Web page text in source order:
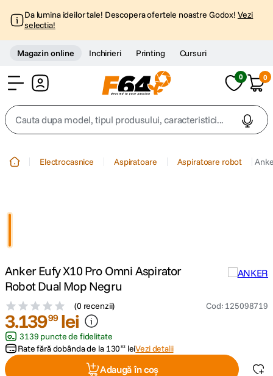
Da lumina ideilor tale! Descopera ofertele noastre Godox! Vezi
selectia!
Magazin online Inchirieri Printing Cursuri
0 0
Cauta dupa model, tipul produsului, caracteristici...
4. peak design
canon sx740 hs
6. lavaliera
card memorie
Electrocasnice Aspiratoare Aspiratoare robot
Anker Eufy X10 Pro Omni Aspirator
Robot Dual Mop Negru
(0 recenzii) Cod: 125098719
3.13999 lei
3139 puncte de fidelitate
Rate fără dobânda de la 130 83 leiVezi detalii
Adaugă în coș